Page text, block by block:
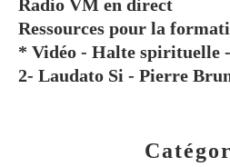
Radio VM en direct
Ressources pour la
* Vidéo - Halte spirituelle
2- Laudato Si - Pierre